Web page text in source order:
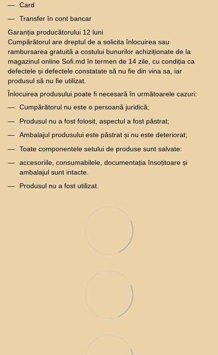
Card
Transfer în cont bancar
Garanția producătorului 12 luni
Cumpărătorul are dreptul de a solicita înlocuirea sau
rambursarea gratuită a costului bunurilor achiziționate de la
magazinul online Sofi.md în termen de 14 zile, cu condiția ca
defectele și defectele constatate să nu fie din vina sa, iar
produsul să nu fie utilizat.
Înlocuirea produsului poate fi necesară în următoarele cazuri:
Cumpărătorul nu este o persoană juridică;
Produsul nu a fost folosit, aspectul a fost păstrat;
Ambalajul produsului este păstrat și nu este deteriorat;
Toate componentele setului de produse sunt salvate:
accesoriile, consumabilele, documentația însoțitoare și
ambalajul sunt intacte.
Produsul nu a fost utilizat.